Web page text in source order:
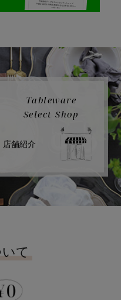
Tableware
Select Shop
店舗紹介
て